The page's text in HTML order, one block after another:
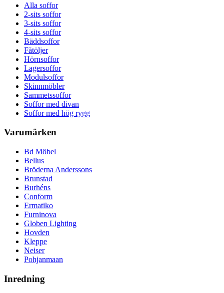
Alla soffor
2-sits soffor
3-sits soffor
4-sits soffor
Bäddsoffor
Fåtöljer
Hörnsoffor
Lagersoffor
Modulsoffor
Skinnmöbler
Sammetssoffor
Soffor med divan
Soffor med hög rygg
Varumärken
Bd Möbel
Bellus
Bröderna Anderssons
Brunstad
Burhéns
Conform
Ermatiko
Furninova
Globen Lighting
Hovden
Kleppe
Neiser
Pohjanmaan
Inredning